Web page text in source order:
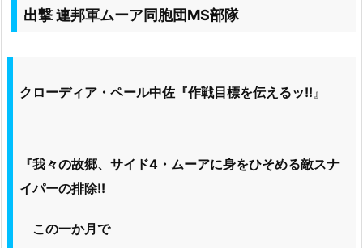
出撃 連邦軍ムーア同胞団MS部隊
クローディア・ペール中佐『作戦目標を伝えるッ!! 』
『我々の故郷、サイド4・ムーアに身をひそめる敵スナ
イパーの排除!!
この一か月で